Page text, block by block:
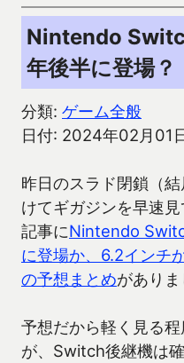
Nintendo
年後半に登場？
分類: ゲーム全般
日付: 2024年02月01
昨日のスラド閉鎖（
けてギガジンを早速
記事にNintendo
に登場か、6.2インチ
の予想まとめがありま
予想だから軽く見る
が、Switch後継機は